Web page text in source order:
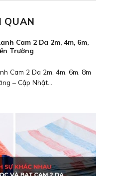
QUAN
Cam 2 Da 2m, 4m, 6m,
Trường
Cam 2 Da 2m, 4m, 6m, 8m
– Cập Nhật...